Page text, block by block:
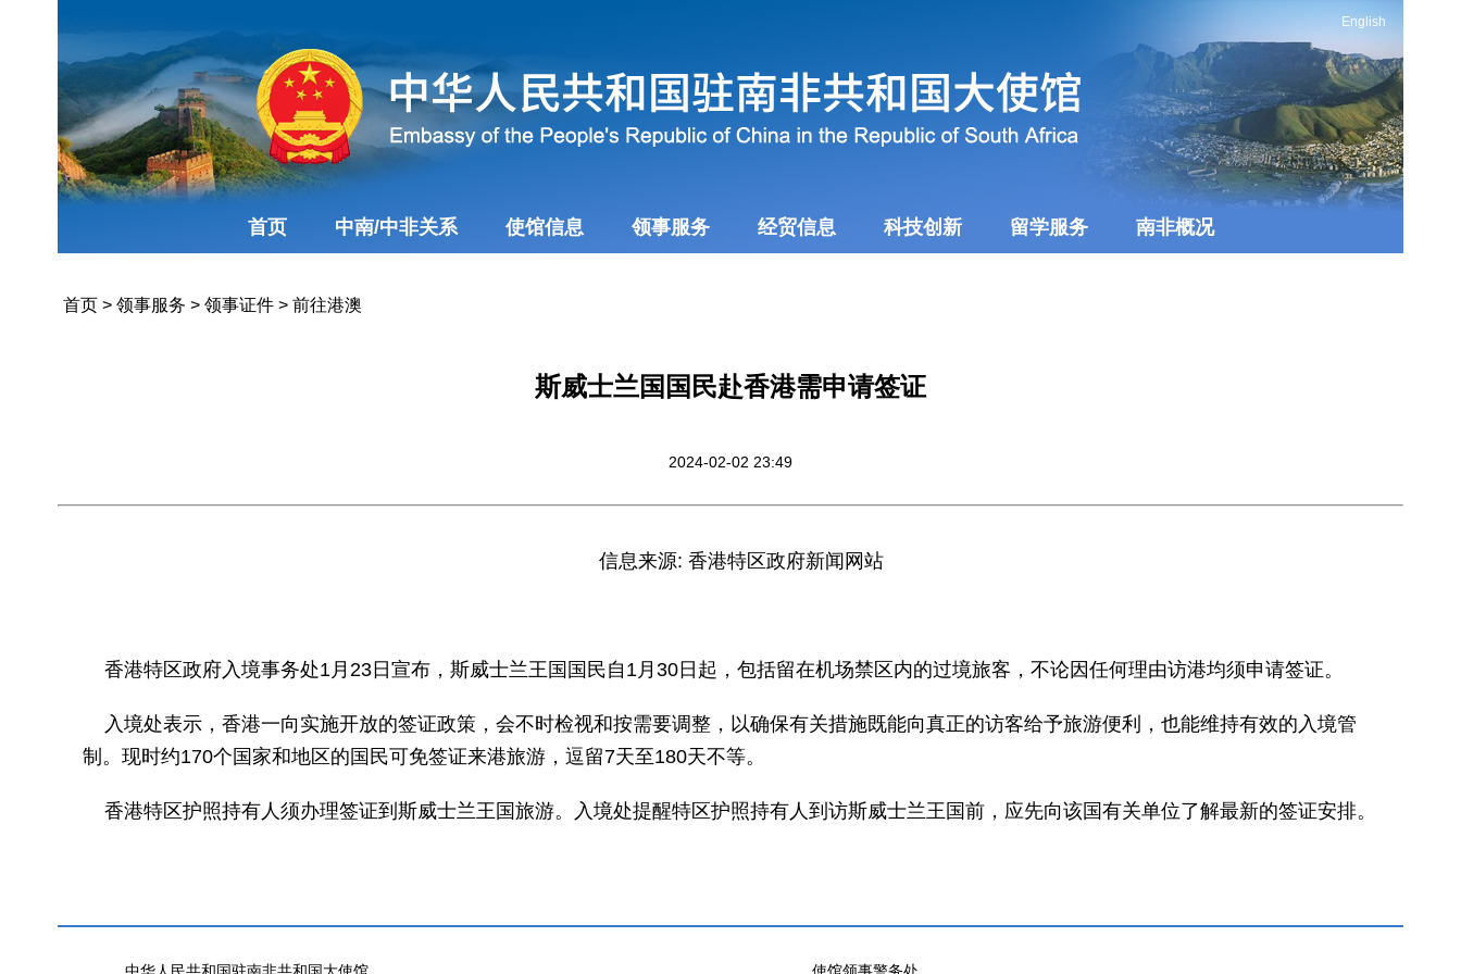
English
首页 中南/中非关系 使馆信息 领事服务 经贸信息 科技创新 留学服务 南非概况
首页 > 领事服务 > 领事证件 > 前往港澳
斯威士兰国国民赴香港需申请签证
2024-02-02 23:49
信息来源: 香港特区政府新闻网站
香港特区政府入境事务处1月23日宣布，斯威士兰王国国民自1月30日起，包括留在机场禁区内的过境旅客，不论因任何理由访港均须申请签证。
入境处表示，香港一向实施开放的签证政策，会不时检视和按需要调整，以确保有关措施既能向真正的访客给予旅游便利，也能维持有效的入境管
制。现时约170个国家和地区的国民可免签证来港旅游，逗留7天至180天不等。
香港特区护照持有人须办理签证到斯威士兰王国旅游。入境处提醒特区护照持有人到访斯威士兰王国前，应先向该国有关单位了解最新的签证安排。